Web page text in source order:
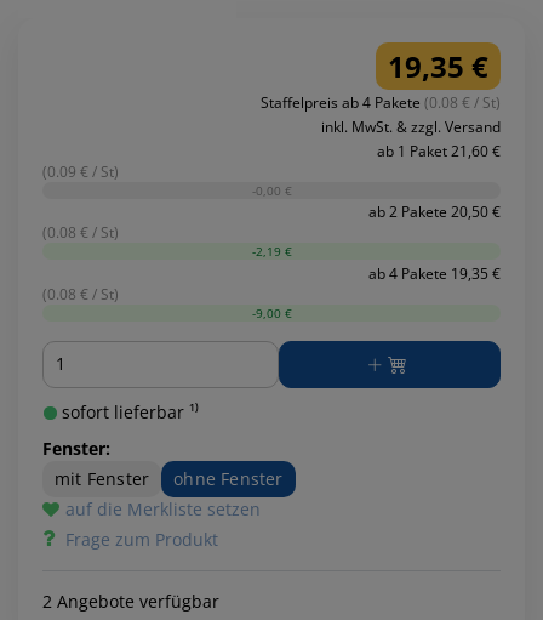
19,35 €
Staffelpreis ab 4 Pakete (0.08 € / St)
inkl. MwSt. & zzgl. Versand
ab 1 Paket 21,60 €
(0.09 € / St)
-0,00 €
ab 2 Pakete 20,50 €
(0.08 € / St)
-2,19 €
ab 4 Pakete 19,35 €
(0.08 € / St)
-9,00 €
Menge
sofort lieferbar ¹⁾
Fenster:
mit Fenster
ohne Fenster
auf die Merkliste setzen
Frage zum Produkt
2 Angebote verfügbar